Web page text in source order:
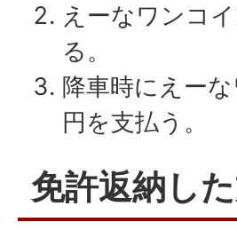
えーなワンコ
る。
降車時にえー
円を支払う。
免許返納し